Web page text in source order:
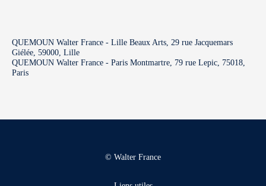
QUEMOUN Walter France - Lille Beaux Arts, 29 rue Jacquemars
Giélée, 59000, Lille
QUEMOUN Walter France - Paris Montmartre, 79 rue Lepic, 75018,
Paris
© Walter France